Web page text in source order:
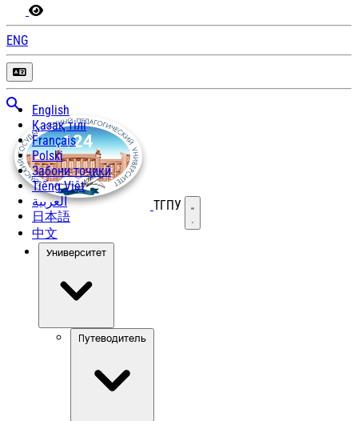
ENG
English
Қазақ тілі
Français
Polski
Забони тоҷикӣ
Tiếng Việt
العربية
日本語
中文
ТГПУ Открыть меню
Университет
Путеводитель